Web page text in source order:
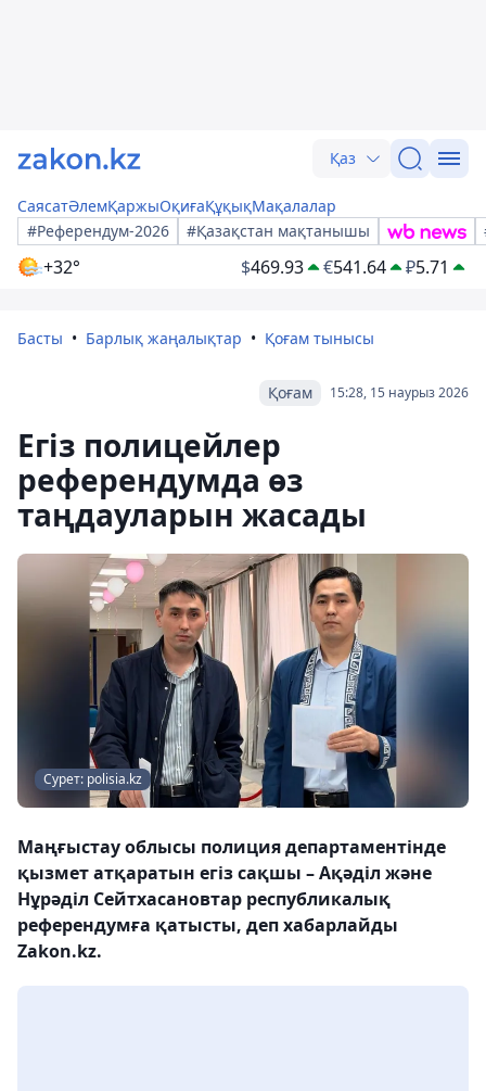
Қаз
СаясатӘлемҚаржыОқиғаҚұқықМақалалар
#Референдум-2026
#Қазақстан мақтанышы
+32° $469.93 €541.64 ₽5.71
Басты Барлық жаңалықтар Қоғам тынысы
15:28, 15 наурыз 2026
Қоғам
Егіз полицейлер
референдумда өз
таңдауларын жасады
Сурет: polisia.kz
Маңғыстау облысы полиция департаментінде
қызмет атқаратын егіз сақшы – Ақәділ және
Нұрәділ Сейтхасановтар республикалық
референдумға қатысты, деп хабарлайды
Zakon.kz.